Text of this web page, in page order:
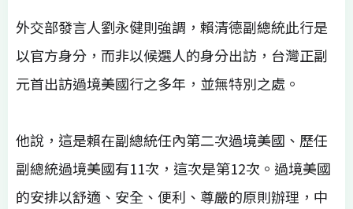
外交部發言人劉永健則強調，賴清德副總統此行是
以官方身分，而非以候選人的身分出訪，台灣正副
元首出訪過境美國行之多年，並無特別之處。
他說，這是賴在副總統任內第二次過境美國、歷任
副總統過境美國有11次，這次是第12次。過境美國
的安排以舒適、安全、便利、尊嚴的原則辦理，中